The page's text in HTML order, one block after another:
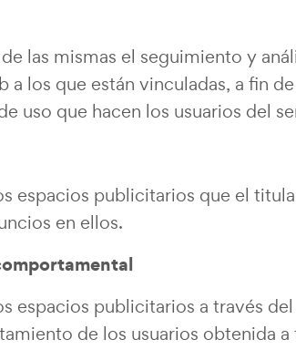
las mismas el seguimiento y
a los que están vinculadas, a fin
uso que hacen los usuarios del
espacios publicitarios que el
en ellos.
espacios publicitarios a través
de los usuarios obtenida a